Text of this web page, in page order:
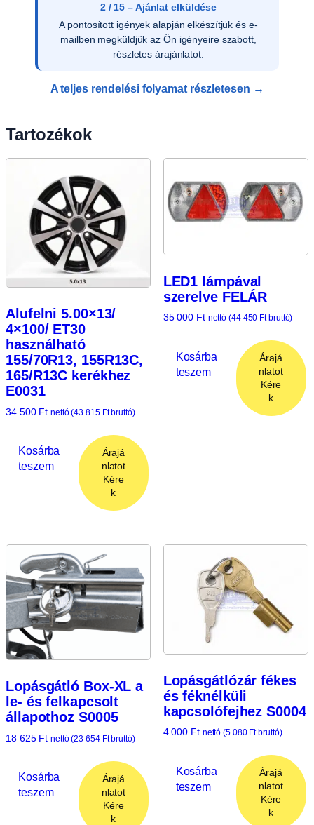
2 / 15 – Ajánlat elküldése
A pontosított igények alapján elkészítjük és e-
mailben megküldjük az Ön igényeire szabott,
részletes árajánlatot.
A teljes rendelési folyamat részletesen →
Tartozékok
Alufelni 5.00×13/
4×100/ ET30
használható
155/70R13, 155R13C,
165/R13C kerékhez
E0031
34 500 Ft nettó (43 815 Ftbruttó)
Kosárba
teszem
Árajá
nlatot
Kére
k
LED1 lámpával
szerelve FELÁR
35 000 Ft nettó (44 450 Ftbruttó)
Kosárba
teszem
Árajá
nlatot
Kére
k
Lopásgátló Box-XL a
le- és felkapcsolt
állapothoz S0005
18 625 Ft nettó (23 654 Ftbruttó)
Kosárba
teszem
Árajá
nlatot
Kére
k
Lopásgátlózár fékes
és féknélküli
kapcsolófejhez S0004
4 000 Ft nettó (5 080 Ftbruttó)
Kosárba
teszem
Árajá
nlatot
Kére
k